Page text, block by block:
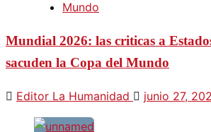
Mundo
Mundial 2026: las criticas a
sacuden la Copa del Mundo
Editor La Humanidad junio 27,